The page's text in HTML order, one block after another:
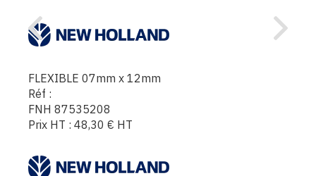
FLEXIBLE 07mm x 12mm
Réf :
FNH 87535208
Prix HT : 48,30 € HT